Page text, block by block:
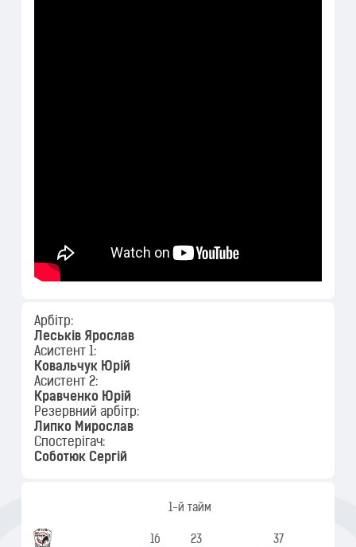
Арбітр:
Леськів Ярослав
Асистент 1:
Ковальчук Юрій
Асистент 2:
Кравченко Юрій
Резервний арбітр:
Липко Мирослав
Спостерігач:
Соботюк Сергій
1-й тайм
16 23 37